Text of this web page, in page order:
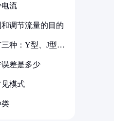
流
调节流量的目的
种：Y型、J型、
差是多少
模式